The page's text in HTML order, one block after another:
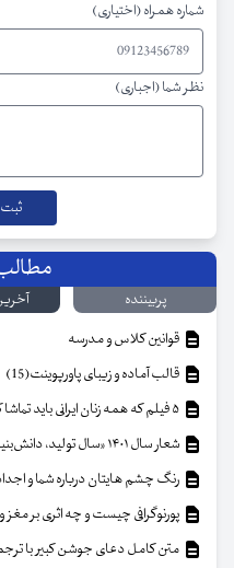
شماره همراه (اختیاری)
نظر شما (اجباری)
پربیننده
قوانین کلاس و مدرسه
قالب آماده و زیبای پاورپوینت(15)
شعار سال ۱۴۰۱ «سال تولید، دانش‌بنیان و اشتغال‌آفرین»
رنگ چشم هایتان درباره شما و
پورنوگرافی چیست و چه اثری بر مغز
متن کامل دعای جوشن کبیر با